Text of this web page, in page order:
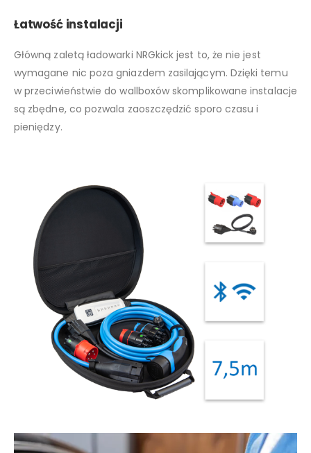
Łatwość instalacji
Główną zaletą ładowarki NRGkick jest to, że nie jest
wymagane nic poza gniazdem zasilającym. Dzięki temu
w przeciwieństwie do wallboxów skomplikowane instalacje
są zbędne, co pozwala zaoszczędzić sporo czasu i
pieniędzy.